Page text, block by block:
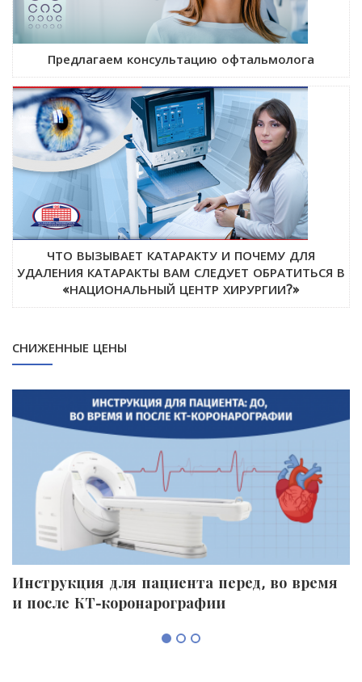
Предлагаем консультацию офтальмолога
ЧТО ВЫЗЫВАЕТ КАТАРАКТУ И ПОЧЕМУ ДЛЯ
УДАЛЕНИЯ КАТАРАКТЫ ВАМ СЛЕДУЕТ ОБРАТИТЬСЯ В
«НАЦИОНАЛЬНЫЙ ЦЕНТР ХИРУРГИИ?»
СНИЖЕННЫЕ ЦЕНЫ
Инструкция для пациента перед, во время
и после КТ-коронарографии